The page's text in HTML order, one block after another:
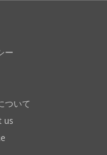
ー
ついて
us